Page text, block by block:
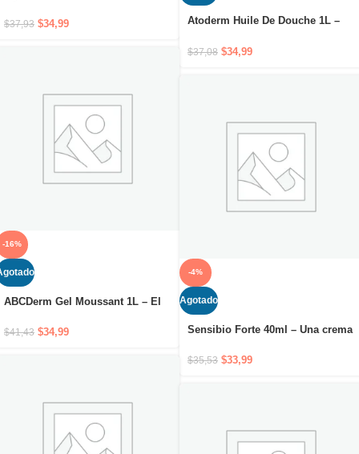
$37,93 $34,99
Atoderm Huile De Douche 1L –
confort inmediato desde la ducha
$37,08 $34,99
-16%
ABCDerm Gel Moussant 1L – El
que respeta la piel de los bebés
$41,43 $34,99
-4%
Agotado
Sensibio Forte 40ml – Una crema
rápida y duradera la piel dañada
$35,53 $33,99